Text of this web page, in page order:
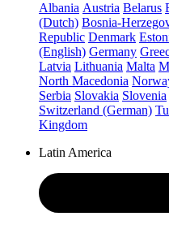
Albania Austria Belarus
(Dutch) Bosnia-
Republic Denmark
(English) Germany
Latvia Lithuania Malta
North Macedonia
Serbia Slovakia Slovenia
Switzerland (German)
Kingdom
Latin America